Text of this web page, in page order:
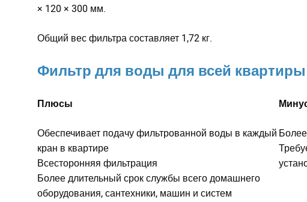
× 120 × 300 мм.
Общий вес фильтра составляет 1,72 кг.
Фильтр для воды для всей квартиры
Плюсы
Обеспечивает подачу фильтрованной воды в каждый
кран в квартире
Всесторонняя фильтрация
Более длительный срок службы всего домашнего
оборудования, сантехники, машин и систем